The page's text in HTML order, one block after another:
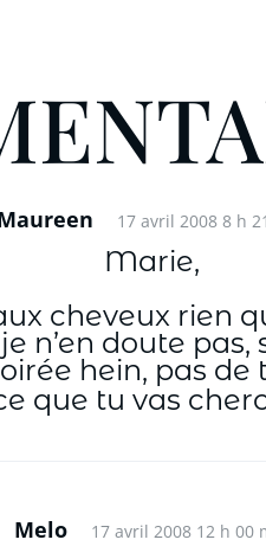
17 avril 2008 8 h
Marie,
cheveux rien
n’en doute
hein, pas de
que tu vas
Melo 17 avril 2008 12 h 00